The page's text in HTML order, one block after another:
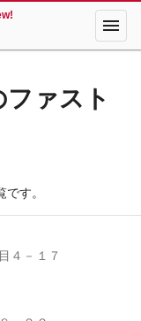
menu
ァスト
す。
４－１７